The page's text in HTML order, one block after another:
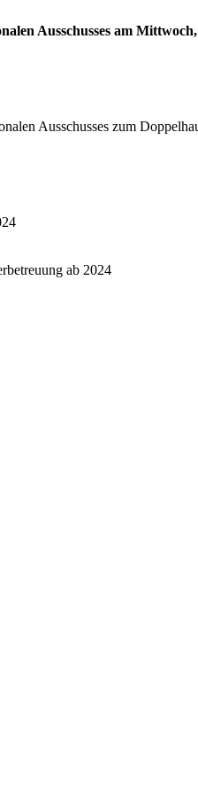
Ausschusses am
Ausschusses zum
ab 2024